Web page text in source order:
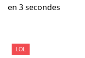
LOL